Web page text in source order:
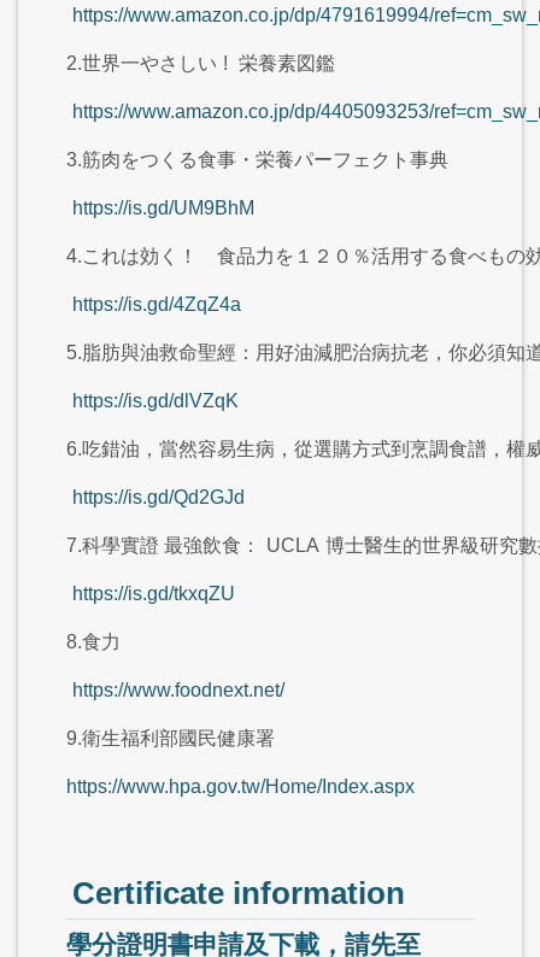
https://www.amazon.co.jp/dp/4791619994/
2.世界一やさしい ! 栄養素図鑑
https://www.amazon.co.jp/dp/4405093253/
3.筋肉をつくる食事・栄養パーフェクト事典
https://is.gd/UM9BhM
4.これは効く！ 食品力を１２０％活用する食べもの
https://is.gd/4ZqZ4a
5.脂肪與油救命聖經：用好油減肥治病抗老，你必須知
https://is.gd/dlVZqK
6.吃錯油，當然容易生病，從選購方式到烹調食譜，權
https://is.gd/Qd2GJd
7.科學實證 最強飲食： UCLA 博士醫生的世界級研究
https://is.gd/tkxqZU
8.食力
https://www.foodnext.net/
9.衛生福利部國民健康署
https://www.hpa.gov.tw/Home/Index.aspx
Certificate information
學分證明書申請及下載，請先至